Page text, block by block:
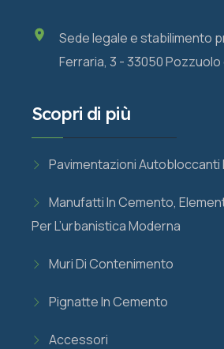
Sede legale e stabilimento
Ferraria, 3 - 33050 Pozzuolo
Scopri di più
Pavimentazioni Autobloccanti
Manufatti In Cemento,
Per L’urbanistica Moderna
Muri Di Contenimento
Pignatte In Cemento
Accessori